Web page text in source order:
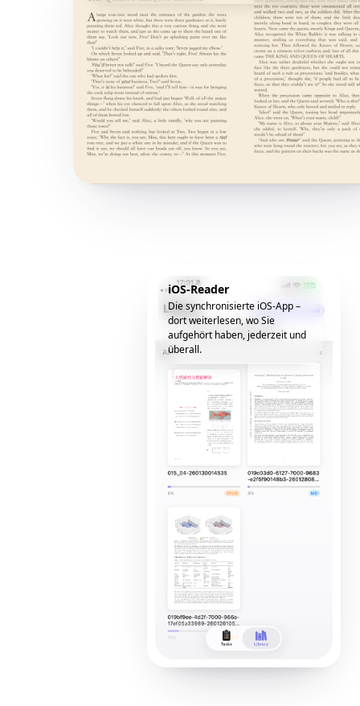
iOS-Reader
Die synchronisierte iOS-App –
dort weiterlesen, wo Sie
aufgehört haben, jederzeit und
überall.